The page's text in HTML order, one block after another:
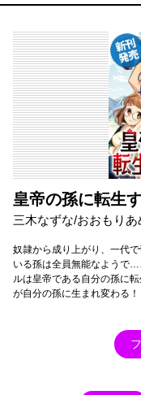
皇帝の孫に転生
三木なずな/おおもりあ
奴隷から成り上がり、一代
いる孫は全員無能なようで
ルは皇帝である自分の孫に
が自分の孫に生まれ変わる